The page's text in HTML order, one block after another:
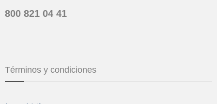
800 821 04 41
Términos y condiciones